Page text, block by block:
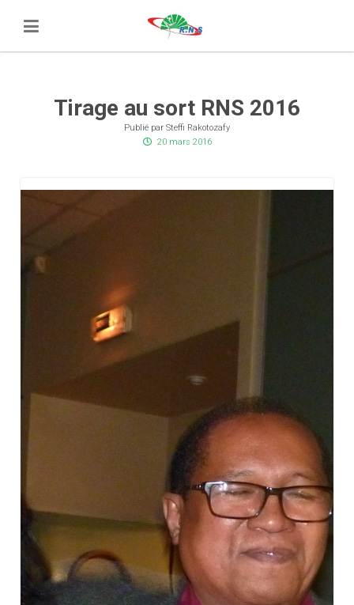
Tirage au sort RNS 2016
Publié par Steffi Rakotozafy
20 mars 2016